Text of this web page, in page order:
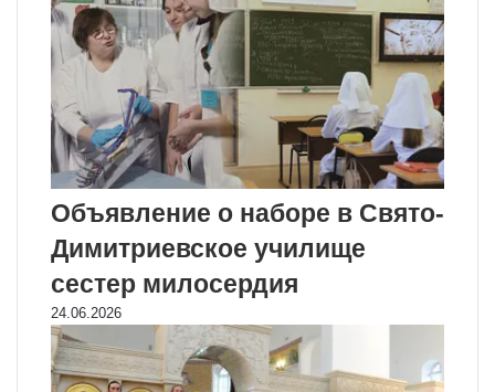
Объявление о наборе в Свято-
Димитриевское училище
сестер милосердия
24.06.2026